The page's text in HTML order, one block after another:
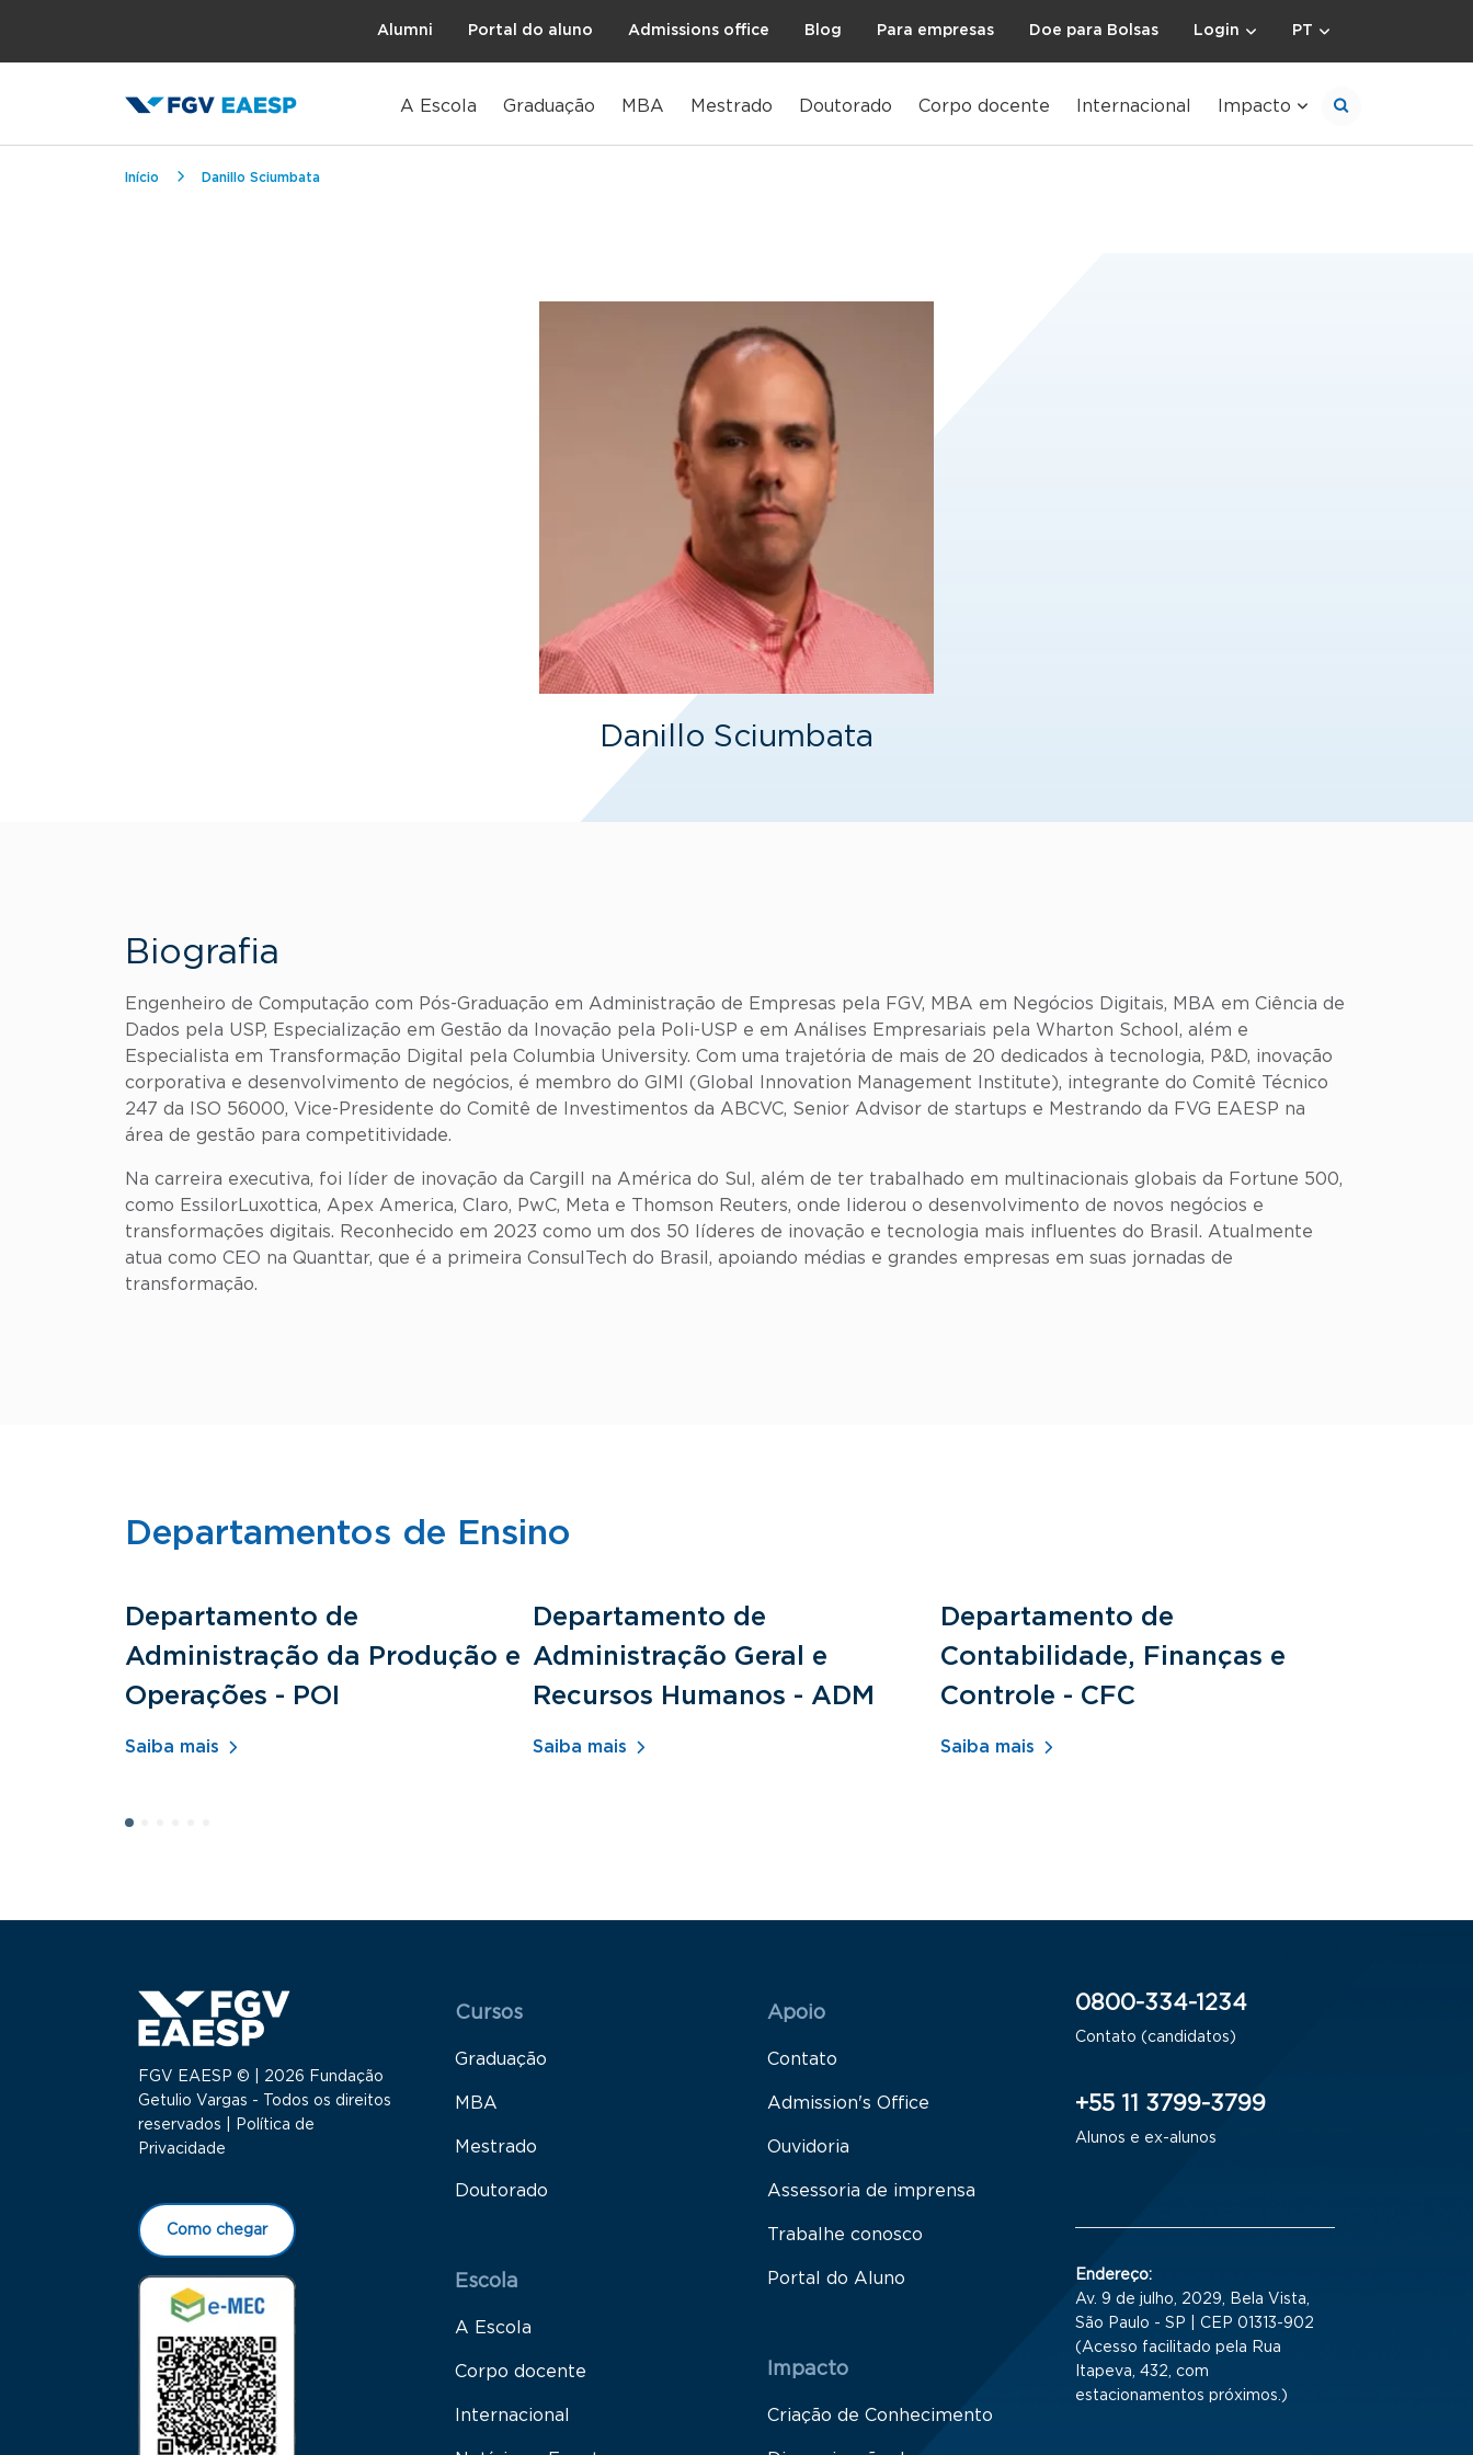
Alumni Portal do aluno Admissions office Blog Para empresas Doe para Bolsas Login PT
A Escola Graduação MBA Mestrado Doutorado Corpo docente Internacional Impacto
Trilha de navegação
Início Danillo Sciumbata
Danillo Sciumbata
Biografia
Engenheiro de Computação com Pós-Graduação em Administração de Empresas pela FGV, MBA em Negócios Digitais, MBA em Ciência de
Dados pela USP, Especialização em Gestão da Inovação pela Poli-USP e em Análises Empresariais pela Wharton School, além e
Especialista em Transformação Digital pela Columbia University. Com uma trajetória de mais de 20 dedicados à tecnologia, P&D, inovação
corporativa e desenvolvimento de negócios, é membro do GIMI (Global Innovation Management Institute), integrante do Comitê Técnico
247 da ISO 56000, Vice-Presidente do Comitê de Investimentos da ABCVC, Senior Advisor de startups e Mestrando da FVG EAESP na
área de gestão para competitividade.
Na carreira executiva, foi líder de inovação da Cargill na América do Sul, além de ter trabalhado em multinacionais globais da Fortune 500,
como EssilorLuxottica, Apex America, Claro, PwC, Meta e Thomson Reuters, onde liderou o desenvolvimento de novos negócios e
transformações digitais. Reconhecido em 2023 como um dos 50 líderes de inovação e tecnologia mais influentes do Brasil. Atualmente
atua como CEO na Quanttar, que é a primeira ConsulTech do Brasil, apoiando médias e grandes empresas em suas jornadas de
transformação.
Departamentos de Ensino
Departamento de
Administração da Produção e
Operações - POI
Saiba mais
Departamento de
Administração Geral e
Recursos Humanos - ADM
Saiba mais
Departamento de
Contabilidade, Finanças e
Controle - CFC
Saiba mais
FGV EAESP © | 2026 Fundação
Getulio Vargas - Todos os direitos
reservados |
Política de
Privacidade
Como chegar
Menu Rodapé 1
Cursos
Graduação
MBA
Mestrado
Doutorado
Escola
A Escola
Corpo docente
Internacional
Rodapé 2
Apoio
Contato
Admission's Office
Ouvidoria
Assessoria de imprensa
Trabalhe conosco
Portal do Aluno
Impacto
Criação de Conhecimento
0800-334-1234
Contato (candidatos)
+55 11 3799-3799
Alunos e ex-alunos
Endereço:
Av. 9 de julho, 2029, Bela Vista,
São Paulo - SP | CEP 01313-902
(Acesso facilitado pela Rua
Itapeva, 432, com
estacionamentos próximos.)